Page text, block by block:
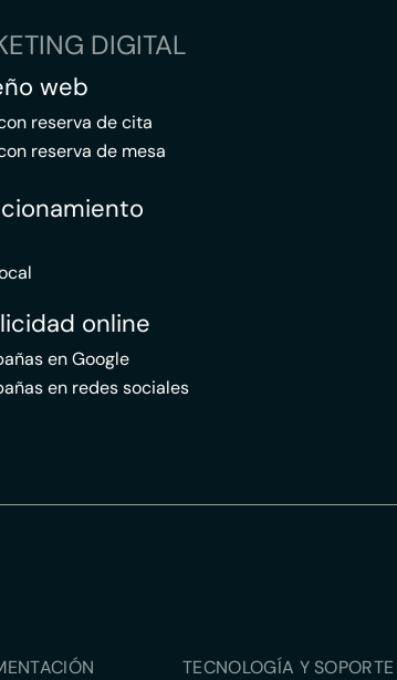
DIGITAL
web
reserva de cita
reserva de mesa
online
en Google
en redes sociales
TECNOLOGÍA Y